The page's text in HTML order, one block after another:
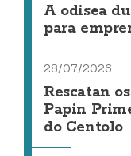
A odisea
para
28/07/2026
Rescatan
Papin
do Centolo